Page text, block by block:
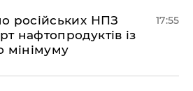
російських НПЗ
нафтопродуктів із
мінімуму
17:55